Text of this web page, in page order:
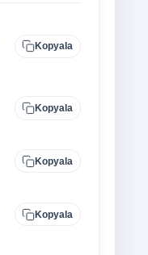
Kopyala
Kopyala
Kopyala
Kopyala